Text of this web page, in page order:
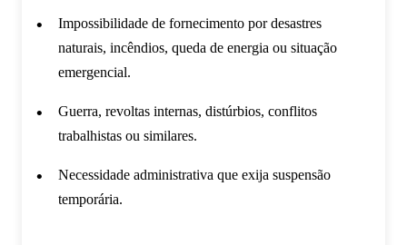
Impossibilidade de fornecimento por desastres
naturais, incêndios, queda de energia ou situação
emergencial.
Guerra, revoltas internas, distúrbios, conflitos
trabalhistas ou similares.
Necessidade administrativa que exija suspensão
temporária.